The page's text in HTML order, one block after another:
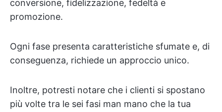
conversione, fidelizzazione, fedeltà e
promozione.
Ogni fase presenta caratteristiche sfumate e, di
conseguenza, richiede un approccio unico.
Inoltre, potresti notare che i clienti si spostano
più volte tra le sei fasi man mano che la tua